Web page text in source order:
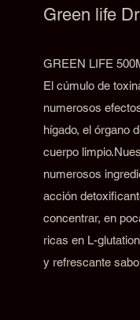
Green life
GREEN LIFE
El cúmulo de
numerosos
hígado, el órgano
cuerpo
numerosos
acción
concentrar, en
ricas en L-
y refrescante